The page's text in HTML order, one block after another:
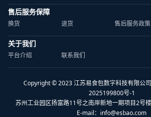
售后服务保障
换货 退货 售后服务政策
关于我们
平台介绍 联系我们
Copyright © 2023 江苏易食包数字科技有限公
2025199800号-1
苏州工业园区扬富路11号之南岸新地一期项目2号
E-mail： info@esbao.com